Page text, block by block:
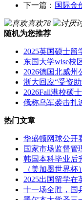
下一篇： 国际金
喜欢78
随机为您推荐
2025英国硕士留
东国大学wise校
2026德国北威州
浙大回应“受资
2026Fall港校硕
俄称乌军袭击扎
热门文章
华盛顿网球公开
国家市场监督管
韩国本科毕业后
（美加墨世界
2025出国留学在
十一场全胜，国